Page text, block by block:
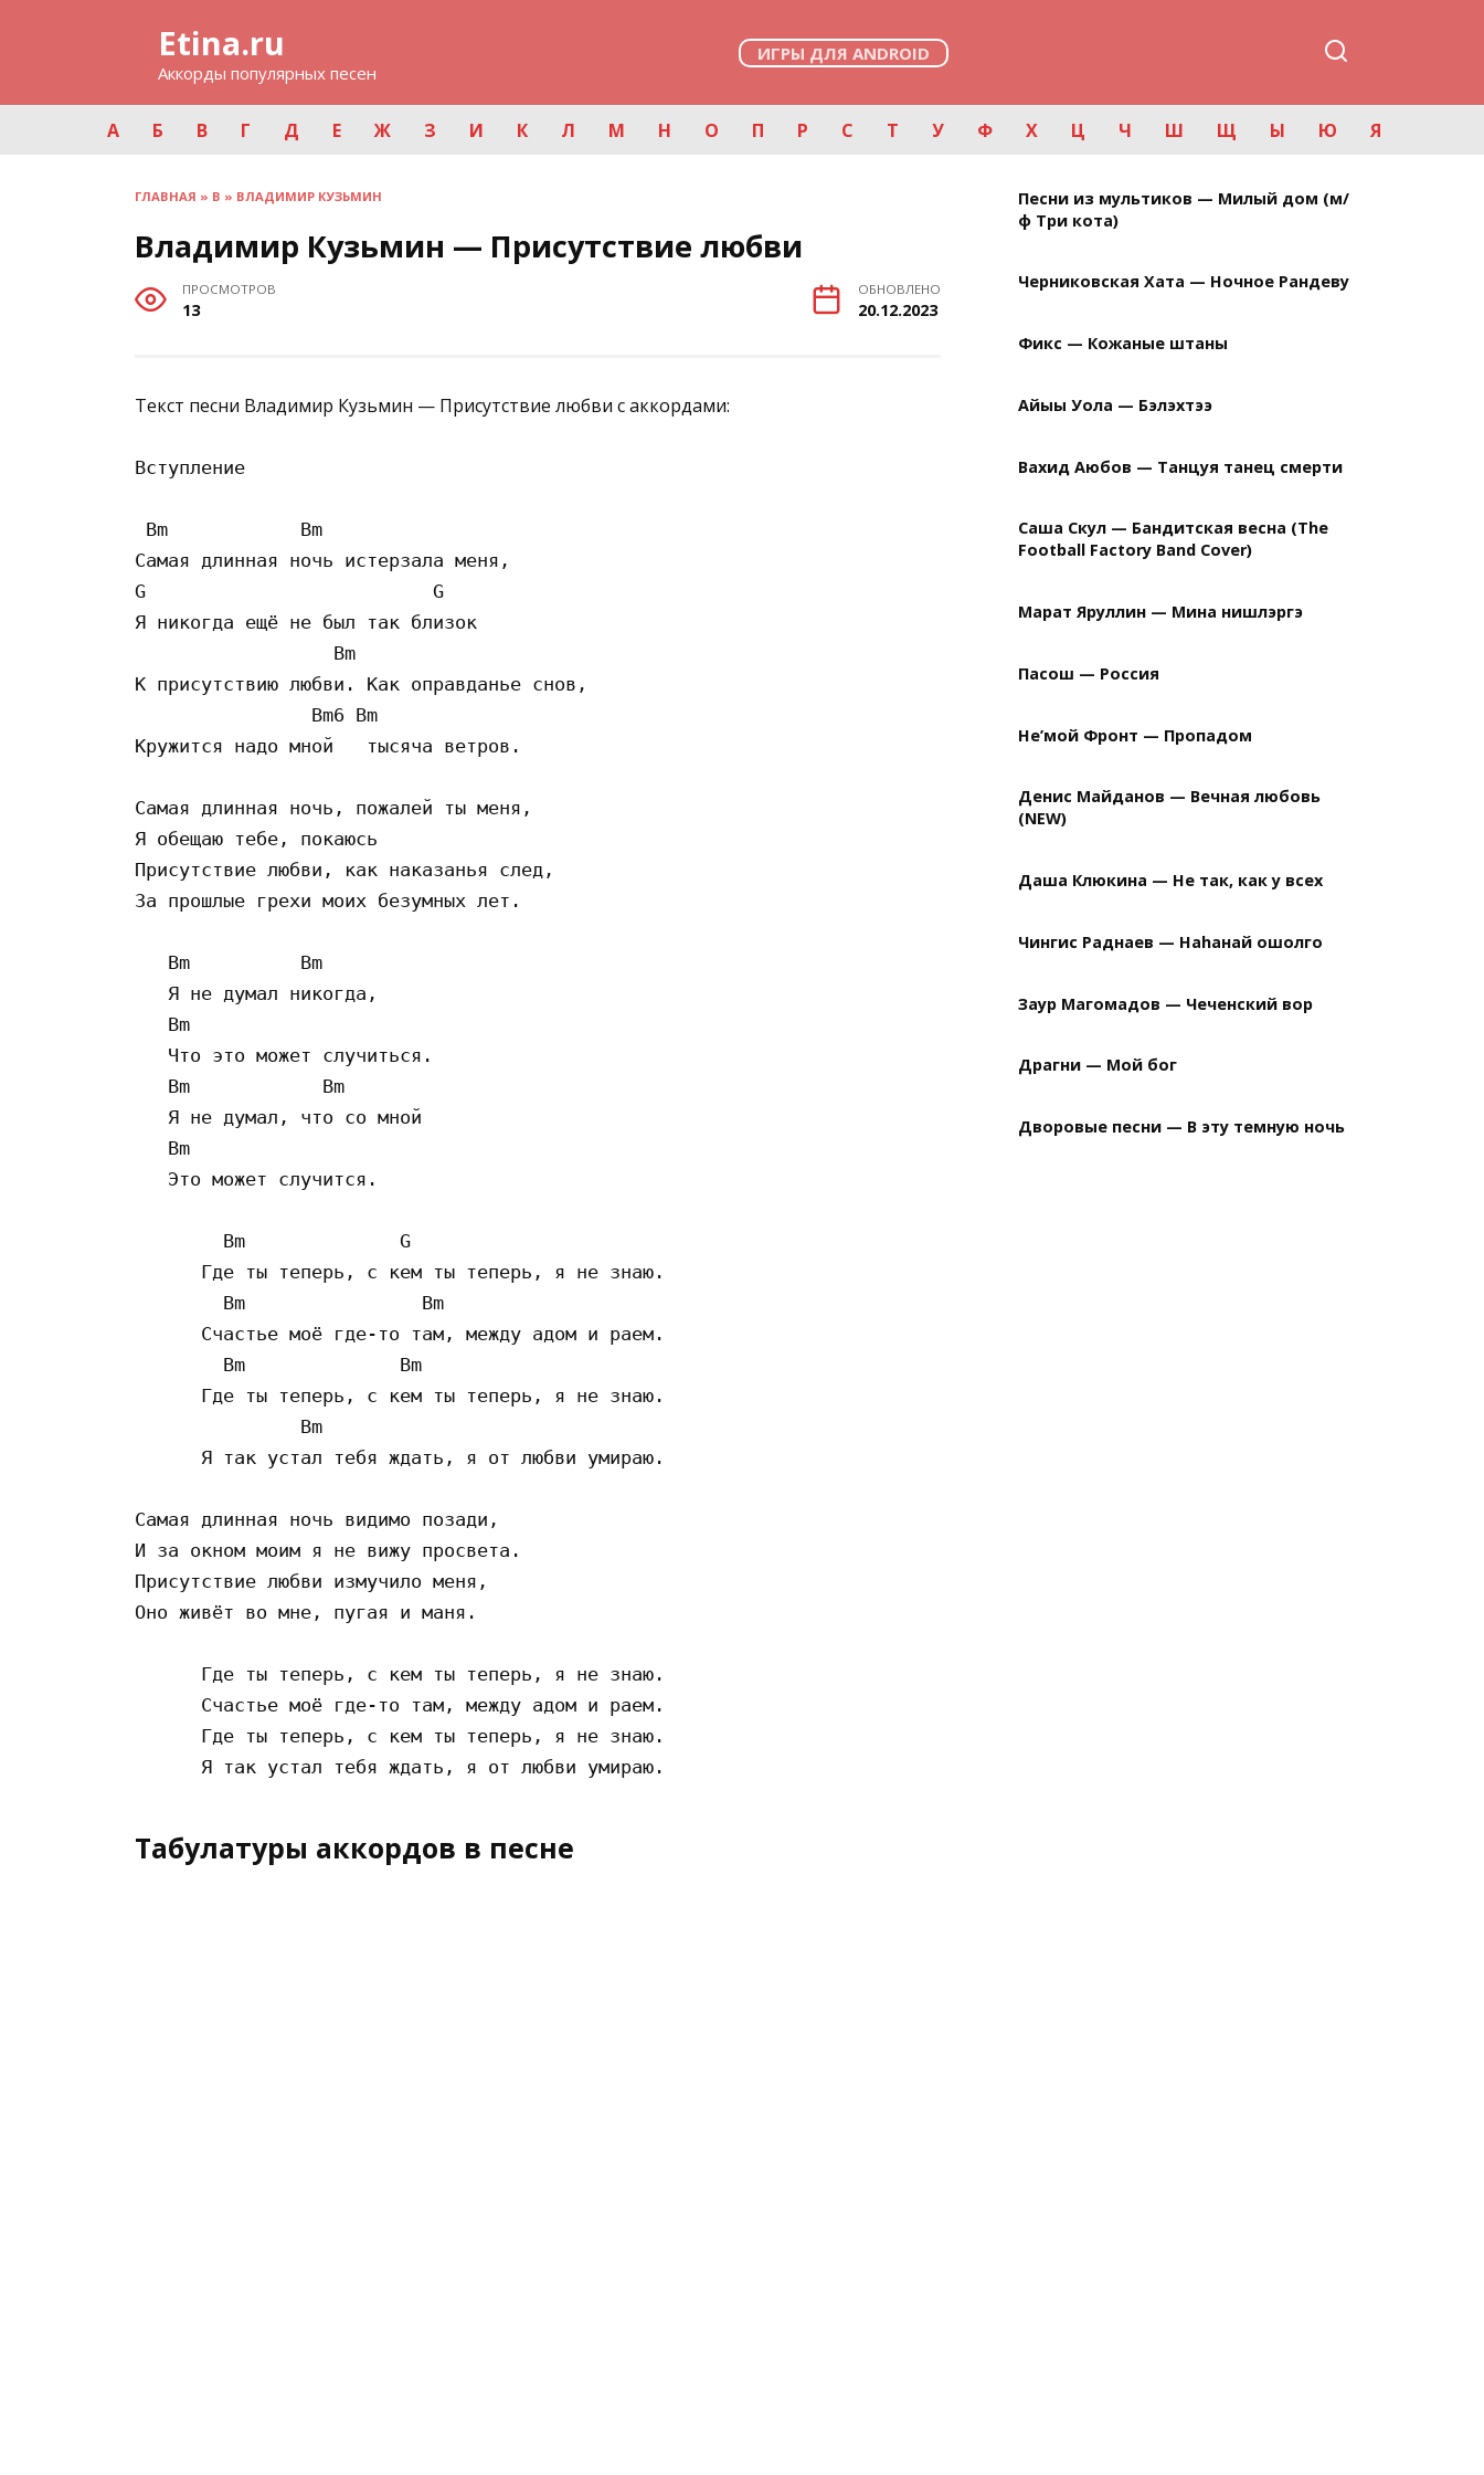
Etina.ru
Аккорды популярных песен
ИГРЫ ДЛЯ ANDROID
А Б В Г Д Е Ж З И К Л М Н О П Р С Т У Ф Х Ц Ч Ш Щ Ы Ю Я
ГЛАВНАЯ » В » ВЛАДИМИР КУЗЬМИН
Владимир Кузьмин — Присутствие любви
ПРОСМОТРОВ
13
ОБНОВЛЕНО
20.12.2023
Текст песни Владимир Кузьмин — Присутствие любви с аккордами:
Вступление
Bm            Bm
Самая длинная ночь истерзала меня,
G                          G
Я никогда ещё не был так близок
                  Bm
К присутствию любви. Как оправданье снов,
                Bm6 Bm
Кружится надо мной   тысяча ветров.
Самая длинная ночь, пожалей ты меня,
Я обещаю тебе, покаюсь
Присутствие любви, как наказанья след,
За прошлые грехи моих безумных лет.
   Bm          Bm
   Я не думал никогда,
   Bm
   Что это может случиться.
   Bm            Bm
   Я не думал, что со мной
   Bm
   Это может случится.
        Bm              G
      Где ты теперь, с кем ты теперь, я не знаю.
        Bm                Bm
      Счастье моё где-то там, между адом и раем.
        Bm              Bm
      Где ты теперь, с кем ты теперь, я не знаю.
               Bm
      Я так устал тебя ждать, я от любви умираю.
Самая длинная ночь видимо позади,
И за окном моим я не вижу просвета.
Присутствие любви измучило меня,
Оно живёт во мне, пугая и маня.
      Где ты теперь, с кем ты теперь, я не знаю.
      Счастье моё где-то там, между адом и раем.
      Где ты теперь, с кем ты теперь, я не знаю.
Табулатуры аккордов в песне
Песни из мультиков — Милый дом (м/
ф Три кота)
Черниковская Хата — Ночное Рандеву
Фикс — Кожаные штаны
Айыы Уола — Бэлэхтээ
Вахид Аюбов — Танцуя танец смерти
Саша Скул — Бандитская весна (The
Football Factory Band Cover)
Марат Яруллин — Мина нишлэргэ
Пасош — Россия
Не’мой Фронт — Пропадом
Денис Майданов — Вечная любовь
(NEW)
Даша Клюкина — Не так, как у всех
Чингис Раднаев — Наhанай ошолго
Заур Магомадов — Чеченский вор
Драгни — Мой бог
Дворовые песни — В эту темную ночь